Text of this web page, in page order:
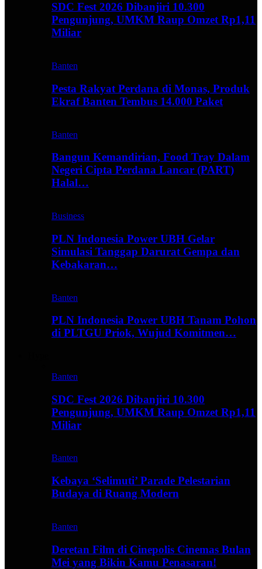
SDC Fest 2026 Dibanjiri 10.300
Pengunjung, UMKM Raup Omzet Rp1,11
Miliar
Banten
Pesta Rakyat Perdana di Monas, Produk
Ekraf Banten Tembus 14.000 Paket
Banten
Bangun Kemandirian, Food Tray Dalam
Negeri Cipta Perdana Lancar (PART)
Halal…
Business
PLN Indonesia Power UBH Gelar
Simulasi Tanggap Darurat Gempa dan
Kebakaran…
Banten
PLN Indonesia Power UBH Tanam Pohon
di PLTGU Priok, Wujud Komitmen…
Banten
SDC Fest 2026 Dibanjiri 10.300
Pengunjung, UMKM Raup Omzet Rp1,11
Miliar
Banten
Kebaya ‘Selimuti’ Parade Pelestarian
Budaya di Ruang Modern
Banten
Deretan Film di Cinepolis Cinemas Bulan
Mei yang Bikin Kamu Penasaran!